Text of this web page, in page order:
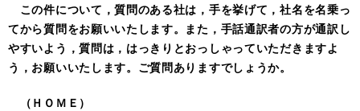
この件について，質問のある社は，手を挙げて，社名を名乗っ
てから質問をお願いいたします。また，手話通訳者の方が通訳し
やすいよう，質問は，はっきりとおっしゃっていただきますよ
う，お願いいたします。ご質問ありますでしょうか。
（ＨＯＭＥ）